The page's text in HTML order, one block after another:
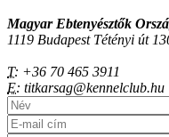
Magyar Ebtenyésztők
1119 Budapest Tétényi út
T: +36 70 465 3911
E: titkarsag@kennelclub.hu